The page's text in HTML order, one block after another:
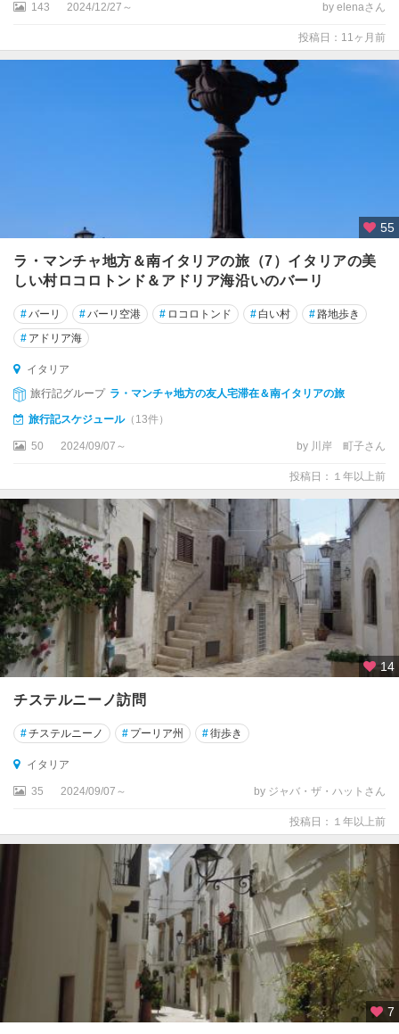
モ
リ
コ
ル
チ
ナ
ダ
ン
ッ
ツ
オ
ト
ー
ナ
サ
ル
デ
ー
ニ
島
サ
レ
ノ
サ
ミ
ニ
ン
143 2024/12/27～ by elenaさん
投稿日：11ヶ月前
55
ラ・マンチャ地方＆南イタリアの旅（7）イタリアの美
しい村ロコロトンド＆アドリア海沿いのバーリ
#バーリ #バーリ空港 # ロコロトンド # 白い村 #路地歩き
# アドリア海
イタリア
旅行記グループ ラ・マンチャ地方の友人宅滞在＆南イタリアの旅
旅行記スケジュール（13件）
50 2024/09/07～ by 川岸 町子さん
投稿日：１年以上前
14
チステルニーノ訪問
#チステルニーノ # プーリア州 #街歩き
イタリア
35 2024/09/07～ by ジャバ・ザ・ハットさん
投稿日：１年以上前
7